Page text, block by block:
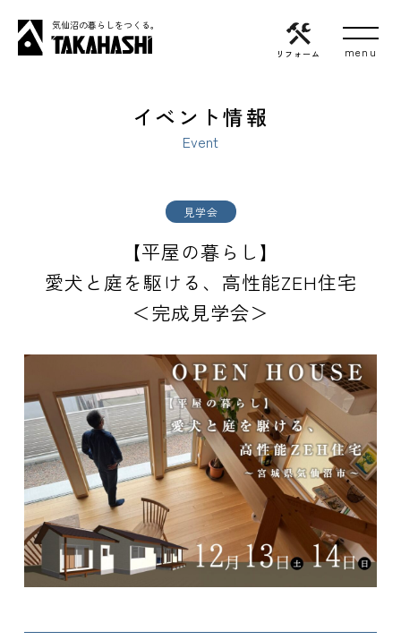
気仙沼の暮らしをつくる。
リフォーム
イベント情報
Event
見学会
【平屋の暮らし】
愛犬と庭を駆ける、高性能ZEH住宅
＜完成見学会＞